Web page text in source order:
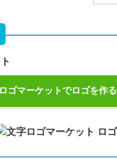
ゴマーケットでロゴを作る